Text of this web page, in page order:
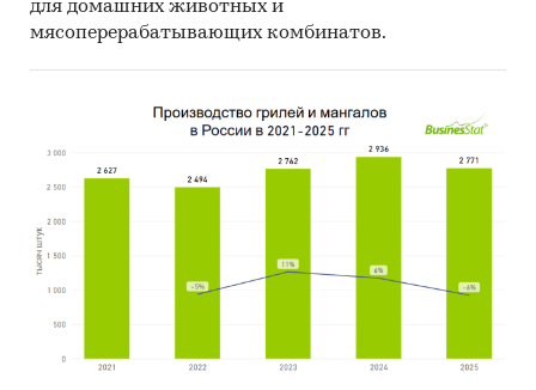
для домашних животных и
мясоперерабатывающих комбинатов.